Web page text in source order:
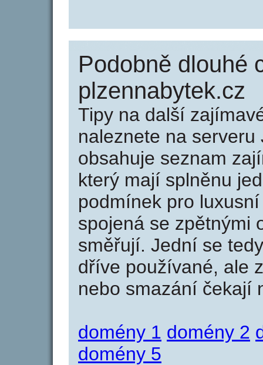
Podobně dlouhé
plzennabytek.cz
Tipy na další
naleznete na serveru
obsahuje seznam
který mají splněnu
podmínek pro
spojená se zpětnými
směřují. Jední se
dříve používané, ale
nebo smazání čekají
domény 1 domény 2
domény 5